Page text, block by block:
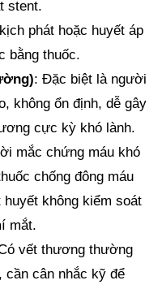
stent.
phát hoặc huyết áp
bằng thuốc.
: Đặc biệt là người
không ổn định, dễ gây
cực kỳ khó lành.
mắc chứng máu khó
chống đông máu
không kiểm soát
mắt.
vết thương thường
cân nhắc kỹ để